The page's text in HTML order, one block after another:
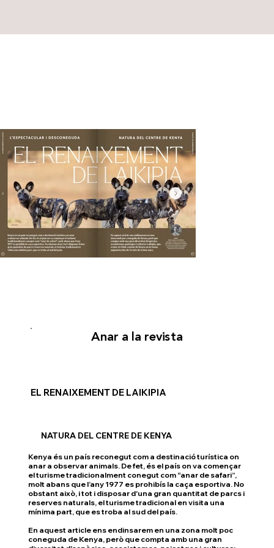
Anar a la revista
EL RENAIXEMENT DE LAIKIPIA
NATURA DEL CENTRE DE KENYA
Kenya és un país reconegut com a destinació turística on
anar a observar animals. De fet, és el país on va començar
el turisme tradicionalment conegut com “anar de safari”,
molt abans que l’any 1977 es prohibís la caça esportiva. No
obstant això, i tot i disposar d'una gran quantitat de parcs i
reserves naturals, el turisme tradicional en visita una
mínima part, que es troba al sud del país.
En aquest article ens endinsarem en una zona molt poc
coneguda de Kenya, però que compta amb una gran